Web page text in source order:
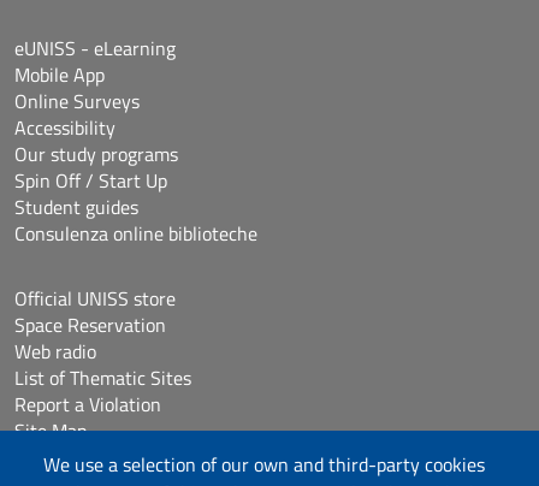
We use a selection of our own and third-party cookies
eUNISS - eLearning
Mobile App
Online Surveys
Accessibility
Our study programs
Spin Off / Start Up
Student guides
Consulenza online biblioteche
Official UNISS store
Space Reservation
Web radio
List of Thematic Sites
Report a Violation
Site Map
Accessibilità